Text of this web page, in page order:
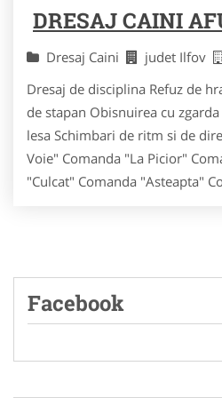
DRESAJ CAINI
Dresaj Caini judet Ilfov
Dresaj de disciplina Refuz de
de stapan Obisnuirea cu
lesa Schimbari de ritm si de
Voie" Comanda "La Picior"
"Culcat" Comanda "Asteapta"
Facebook